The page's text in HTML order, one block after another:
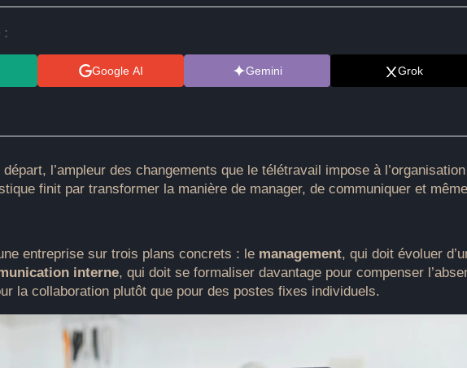
:
Google AI Gemini Grok
l’ampleur des changements que le télétravail impose à
finit par transformer la manière de manager, de communiquer et
entreprise sur trois plans concrets : le management, qui doit évoluer
interne, qui doit se formaliser davantage pour compenser
la collaboration plutôt que pour des postes fixes individuels.